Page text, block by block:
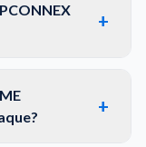
+
+